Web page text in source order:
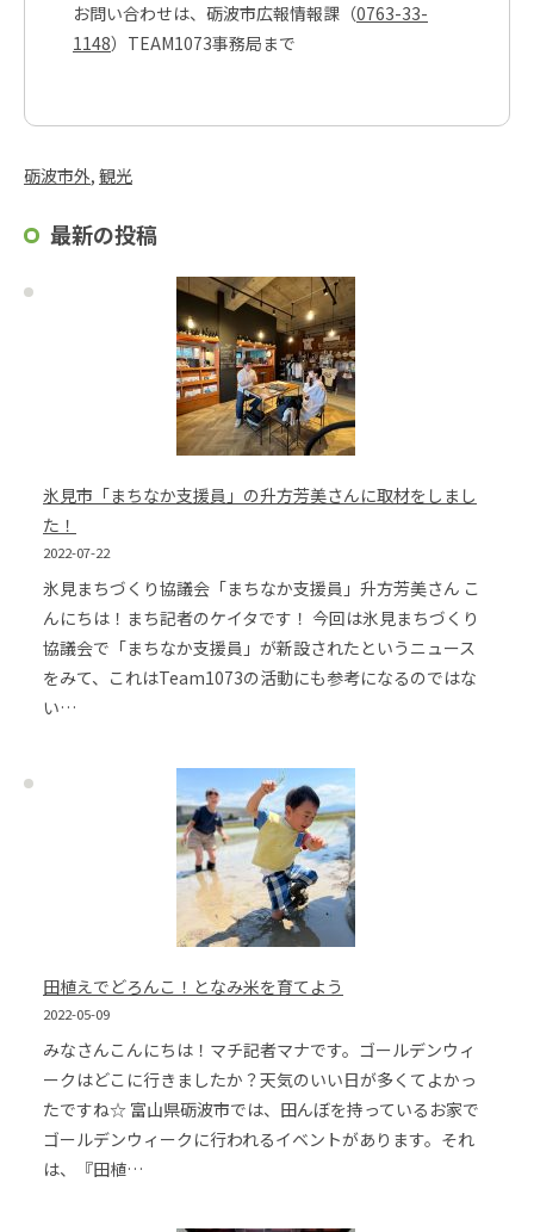
お問い合わせは、砺波市広報情報課（0763-33-
1148）TEAM1073事務局まで
砺波市外, 観光
最新の投稿
氷見市「まちなか支援員」の升方芳美さんに取材をしまし
た！
2022-07-22
氷見まちづくり協議会「まちなか支援員」升方芳美さん こ
んにちは！まち記者のケイタです！ 今回は氷見まちづくり
協議会で「まちなか支援員」が新設されたというニュース
をみて、これはTeam1073の活動にも参考になるのではな
い…
田植えでどろんこ！となみ米を育てよう
2022-05-09
みなさんこんにちは！マチ記者マナです。ゴールデンウィ
ークはどこに行きましたか？天気のいい日が多くてよかっ
たですね☆ 富山県砺波市では、田んぼを持っているお家で
ゴールデンウィークに行われるイベントがあります。それ
は、『田植…